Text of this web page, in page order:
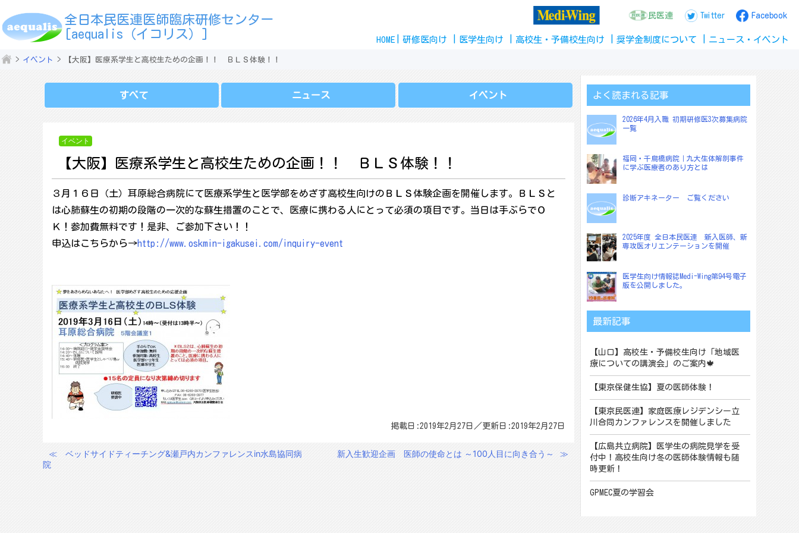
content
全日本民医連医師臨床研修センター
[aequalis（イコリス）]
民医連 Twitter Facebook
HOME 研修医向け 医学生向け 高校生 ・ 予備校生向け 奨学金制度 について ニュース ・ イベント
イベント 【大阪】医療系学生と高校生ための企画！！ ＢＬＳ体験！！
すべて ニュース イベント
イベント
【大阪】医療系学生と高校生ための企画！！ ＢＬＳ体験！！
３月１６日（土）耳原総合病院にて医療系学生と医学部をめざす高校生向けのＢＬＳ体験企画を開催します。ＢＬＳと
は心肺蘇生の初期の段階の一次的な蘇生措置のことで、医療に携わる人にとって必須の項目です。当日は手ぶらでＯ
Ｋ！参加費無料です！是非、ご参加下さい！！
申込はこちらから→http://www.oskmin-igakusei.com/inquiry-event
掲載日:2019年2月27日／更新日:2019年2月27日
投≪
ベッドサイドティーチング&瀬戸内カンファレンスin水島協同病
院
新入生歓迎企画 医師の使命とは ～100人目に向き合う～ ≫
よく読まれる記事
2026年4月入職 初期研修医3次募集病院
一覧
福岡・千鳥橋病院｜九大生体解剖事件
に学ぶ医療者のあり方とは
診断アキネーター ご覧ください
2025年度 全日本民医連 新入医師、新
専攻医オリエンテーションを開催
医学生向け情報誌Medi-Wing第94号電子
版を公開しました。
最新記事
【山口】高校生・予備校生向け「地域医
療についての講演会」のご案内🍁
【東京保健生協】夏の医師体験！
【東京民医連】家庭医療レジデンシー立
川合同カンファレンスを開催しました
【広島共立病院】医学生の病院見学を受
付中！高校生向け冬の医師体験情報も随
時更新！
GPMEC夏の学習会